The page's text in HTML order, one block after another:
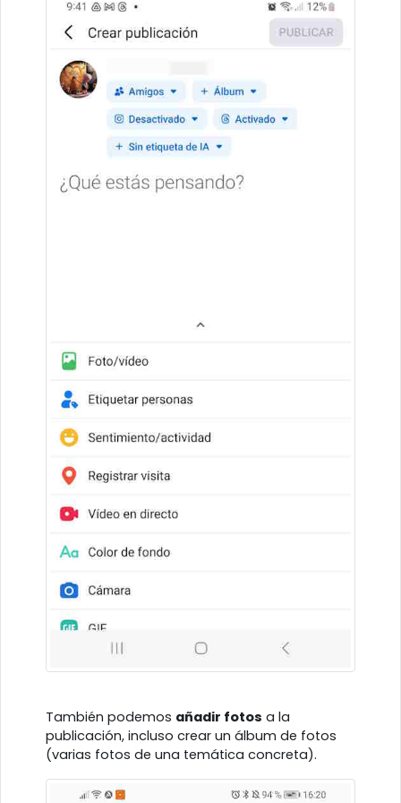
También podemos añadir fotos a la
publicación, incluso crear un álbum de fotos
(varias fotos de una temática concreta).